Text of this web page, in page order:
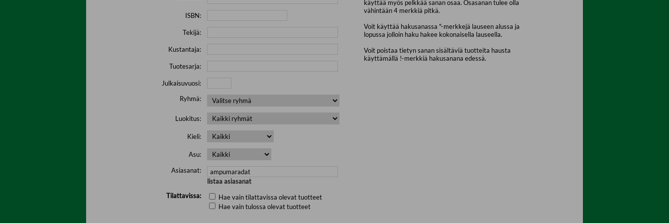
ISBN:
Tekijä:
Kustantaja:
Tuotesarja:
Julkaisuvuosi:
Ryhmä:
Luokitus:
Kieli:
Asu:
Asiasanat:
listaa asiasanat
Tilattavissa:
Hae vain tilattavissa olevat tuotteet
Hae vain tulossa olevat tuotteet
käyttää myös pelkkää sanan osaa. Osasanan tulee olla
vähintään 4 merkkiä pitkä.
Voit käyttää hakusanassa "-merkkejä lauseen alussa ja
lopussa jolloin haku hakee kokonaisella lauseella.
Voit poistaa tietyn sanan sisältäviä tuotteita hausta
käyttämällä !-merkkiä hakusanana edessä.